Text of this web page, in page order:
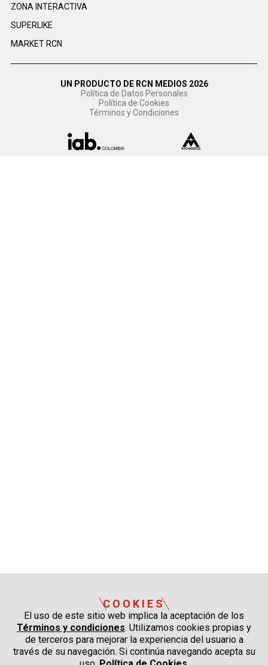
ZONA INTERACTIVA
SUPERLIKE
MARKET RCN
UN PRODUCTO DE RCN MEDIOS 2026
Política de Datos Personales
Política de Cookies
Términos y Condiciones
COOKIES
El uso de este sitio web implica la aceptación de los
Términos y condiciones. Utilizamos cookies propias y
de terceros para mejorar la experiencia del usuario a
través de su navegación. Si continúa navegando acepta su